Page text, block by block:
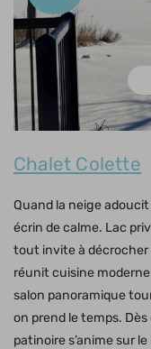
Chalet Colette
Quand la neige
écrin de calme. Lac
tout invite à décrocher
réunit cuisine
salon panoramique
on prend le temps.
patinoire s’anime sur